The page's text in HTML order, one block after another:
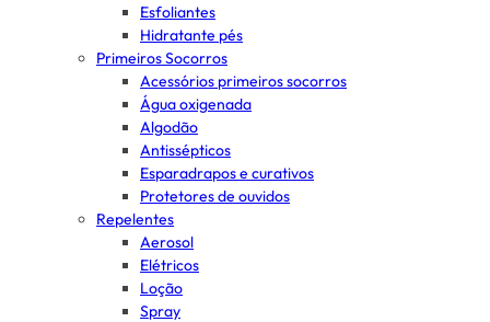
Esfoliantes
Hidratante pés
Primeiros Socorros
Acessórios primeiros socorros
Água oxigenada
Algodão
Antissépticos
Esparadrapos e curativos
Protetores de ouvidos
Repelentes
Aerosol
Elétricos
Loção
Spray